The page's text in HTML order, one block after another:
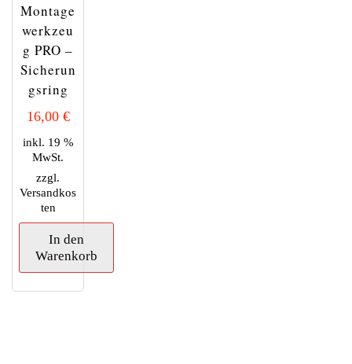
Montage
werkzeu
g PRO –
Sicherun
gsring
16,00 €
inkl. 19 %
MwSt.
zzgl.
Versandkos
ten
In den
Warenkorb